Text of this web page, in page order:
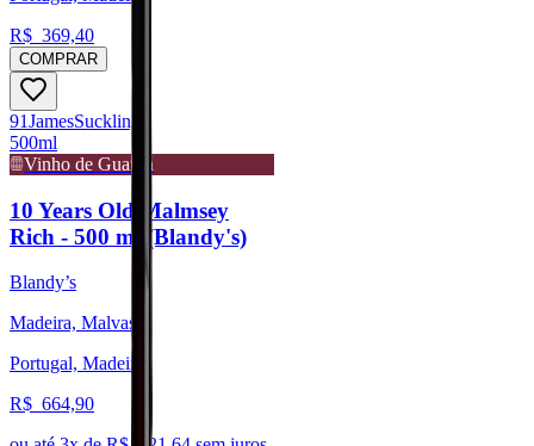
R$ 369,40
COMPRAR
91JamesSuckling
500ml
Vinho de Guarda
10 Years Old Malmsey
Rich - 500 ml (Blandy's)
Blandy’s
Madeira, Malvasia
Portugal, Madeira
R$ 664,90